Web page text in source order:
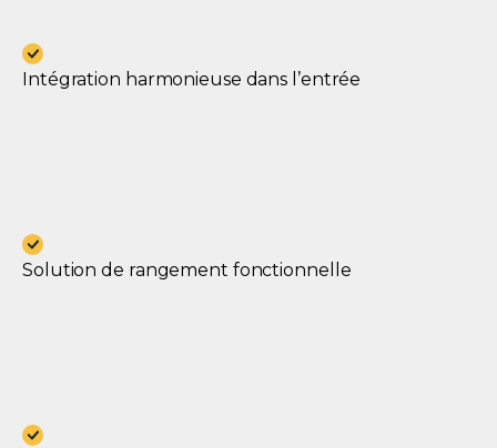
Intégration harmonieuse dans l’entrée
Solution de rangement fonctionnelle